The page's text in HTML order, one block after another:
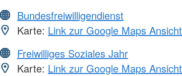
Bundesfreiwilligendienst
Karte: Link zur Google Maps Ansicht
Freiwilliges Soziales Jahr
Karte: Link zur Google Maps Ansicht